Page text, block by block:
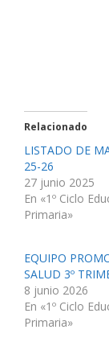
Relacionado
LISTADO DE
25-26
27 junio 2025
En «1º Ciclo
Primaria»
EQUIPO
SALUD 3º
8 junio 2026
En «1º Ciclo
Primaria»